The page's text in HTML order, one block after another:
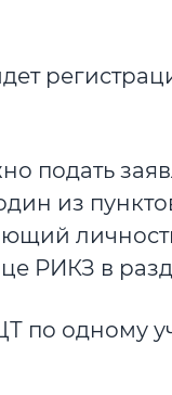
подать
из
РИКЗ в
по одному